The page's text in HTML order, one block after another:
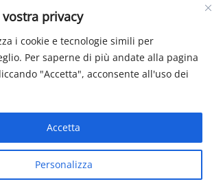
privacy
i cookie e tecnologie simili per
Per saperne di più andate alla pagina
"Accetta", acconsente all'uso dei
Personalizza
Accetta
sportiva praticata dai ragazzi
di Building automation (domotica)
gas e acqua: Decreto pubblicatosulla
le aliquote 2025
dal 2025
Tutti i diritti riservati | P.iva 01771160932